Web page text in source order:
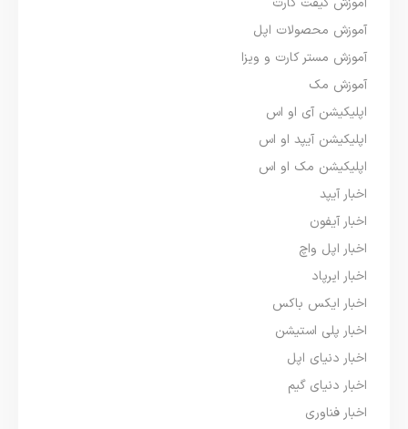
آموزش محصولات اپل
آموزش مستر کارت و ویزا
آموزش مک
اپلیکیشن آی او اس
اپلیکیشن آیپد او اس
اپلیکیشن مک او اس
اخبار آیپد
اخبار آیفون
اخبار اپل واچ
اخبار ایرپاد
اخبار ایکس باکس
اخبار پلی استیشن
اخبار دنیای اپل
اخبار دنیای گیم
اخبار فناوری